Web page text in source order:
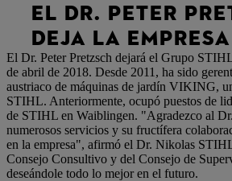
EL DR. PETER
DEJA LA EMPRESA
El Dr. Peter Pretzsch dejará el Grupo
de abril de 2018. Desde 2011, ha sido
austriaco de máquinas de jardín VIKING,
STIHL. Anteriormente, ocupó puestos de
de STIHL en Waiblingen. "Agradezco al
numerosos servicios y su fructífera
en la empresa", afirmó el Dr. Nikolas
Consejo Consultivo y del Consejo de
deseándole todo lo mejor en el futuro.